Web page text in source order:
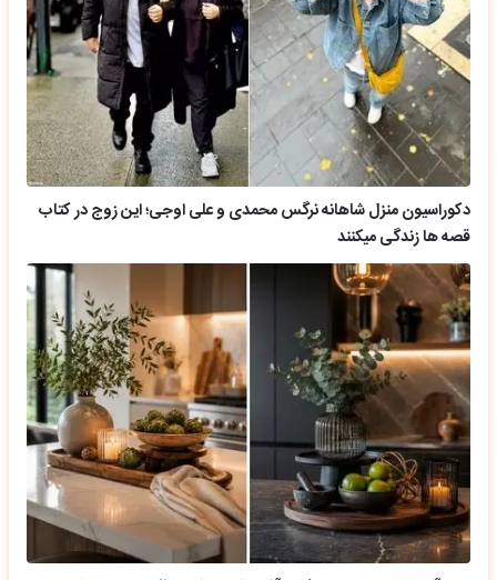
دکوراسیون منزل شاهانه نرگس محمدی و علی اوجی؛ این زوج در کتاب
قصه ها زندگی میکنند